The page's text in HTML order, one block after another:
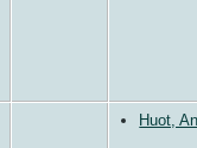
Huot,